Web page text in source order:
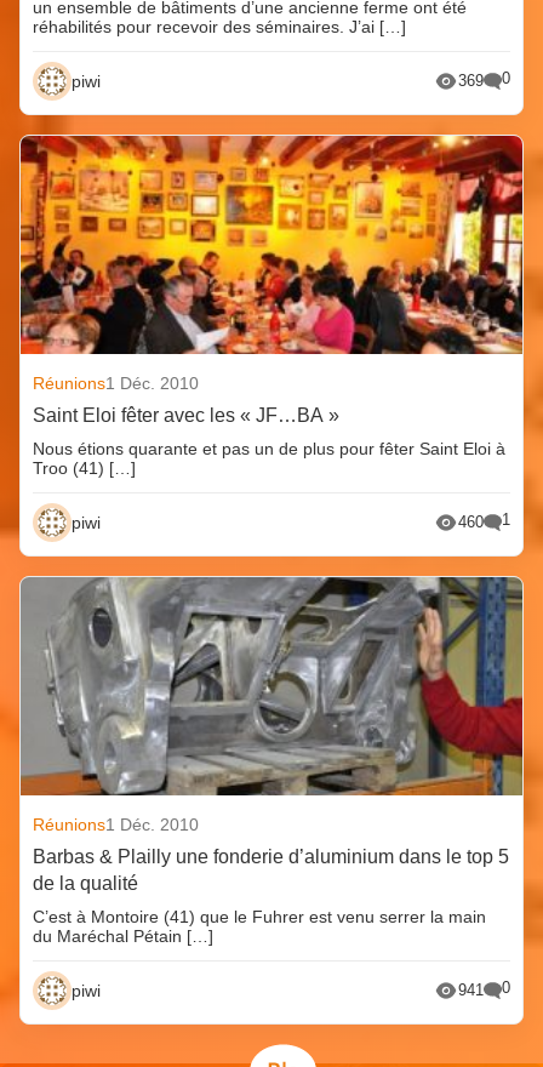
un ensemble de bâtiments d’une ancienne ferme ont été
réhabilités pour recevoir des séminaires. J’ai […]
piwi 369 0
Réunions1 Déc. 2010
Saint Eloi fêter avec les « JF…BA »
Nous étions quarante et pas un de plus pour fêter Saint Eloi à
Troo (41) […]
piwi 460 1
Réunions1 Déc. 2010
Barbas & Plailly une fonderie d’aluminium dans le top 5
de la qualité
C’est à Montoire (41) que le Fuhrer est venu serrer la main
du Maréchal Pétain […]
piwi 941 0